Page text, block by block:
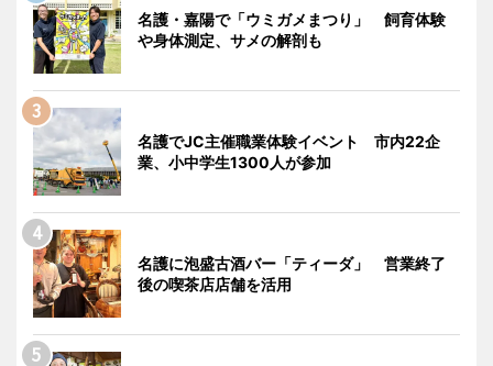
名護・嘉陽で「ウミガメまつり」 飼育体験
や身体測定、サメの解剖も
名護でJC主催職業体験イベント 市内22企
業、小中学生1300人が参加
名護に泡盛古酒バー「ティーダ」 営業終了
後の喫茶店店舗を活用